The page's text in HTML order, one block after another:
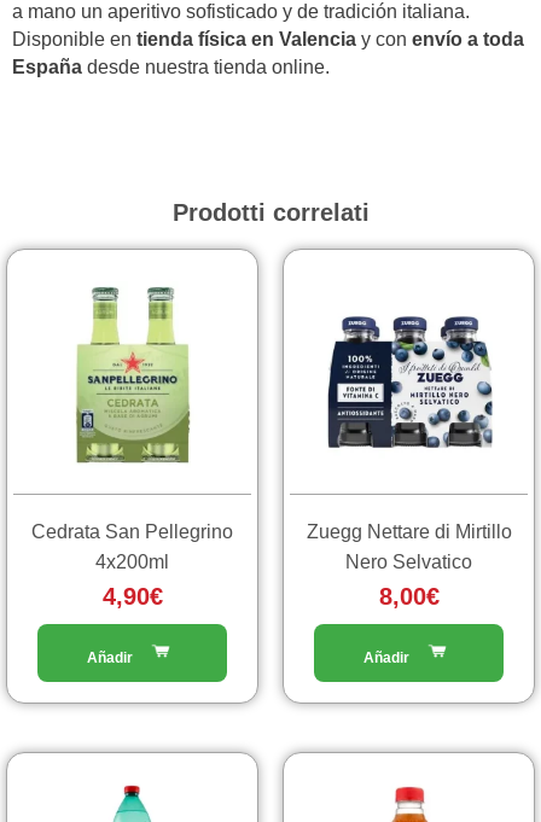
a mano un aperitivo sofisticado y de tradición italiana.
Disponible en tienda física en Valencia y con envío a toda
España desde nuestra tienda online.
Prodotti correlati
Cedrata San Pellegrino
4x200ml
4,90€
Zuegg Nettare di Mirtillo
Nero Selvatico
8,00€